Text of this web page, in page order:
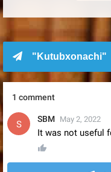
"Kutubxonachi"